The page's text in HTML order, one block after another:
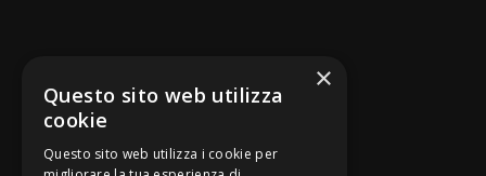
×
Questo sito web utilizza
cookie
Questo sito web utilizza i cookie per